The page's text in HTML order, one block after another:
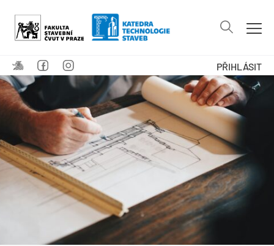
PŘIHLÁSIT